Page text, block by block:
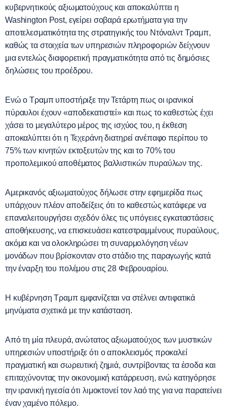
κυβερνητικούς αξιωματούχους και αποκαλύπτει η
Washington Post, εγείρει σοβαρά ερωτήματα για την
αποτελεσματικότητα της στρατηγικής του Ντόναλντ Τραμπ,
καθώς τα στοιχεία των υπηρεσιών πληροφοριών δείχνουν
μια εντελώς διαφορετική πραγματικότητα από τις δημόσιες
δηλώσεις του προέδρου.
Ενώ ο Τραμπ υποστήριξε την Τετάρτη πως οι ιρανικοί
πύραυλοι έχουν «αποδεκατιστεί» και πως το καθεστώς έχει
χάσει το μεγαλύτερο μέρος της ισχύος του, η έκθεση
αποκαλύπτει ότι η Τεχεράνη διατηρεί ανέπαφο περίπου το
75% των κινητών εκτοξευτών της και το 70% του
προπολεμικού αποθέματος βαλλιστικών πυραύλων της.
Αμερικανός αξιωματούχος δήλωσε στην εφημερίδα πως
υπάρχουν πλέον αποδείξεις ότι το καθεστώς κατάφερε να
επαναλειτουργήσει σχεδόν όλες τις υπόγειες εγκαταστάσεις
αποθήκευσης, να επισκευάσει κατεστραμμένους πυραύλους,
ακόμα και να ολοκληρώσει τη συναρμολόγηση νέων
μονάδων που βρίσκονταν στο στάδιο της παραγωγής κατά
την έναρξη του πολέμου στις 28 Φεβρουαρίου.
Η κυβέρνηση Τραμπ εμφανίζεται να στέλνει αντιφατικά
μηνύματα σχετικά με την κατάσταση.
Από τη μία πλευρά, ανώτατος αξιωματούχος των μυστικών
υπηρεσιών υποστήριξε ότι ο αποκλεισμός προκαλεί
πραγματική και σωρευτική ζημιά, συντρίβοντας τα έσοδα και
επιταχύνοντας την οικονομική κατάρρευση, ενώ κατηγόρησε
την ιρανική ηγεσία ότι λιμοκτονεί τον λαό της για να παρατείνει
έναν χαμένο πόλεμο.